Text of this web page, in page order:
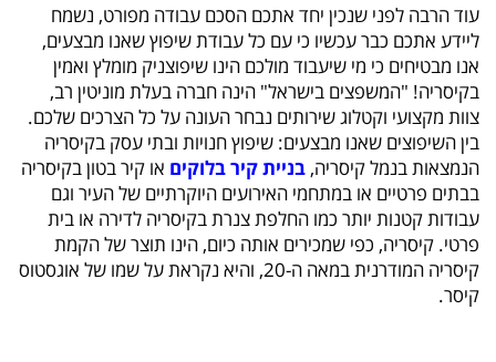
עוד הרבה לפני שנכין יחד אתכם הסכם עבודה מפורט, נשמח
ליידע אתכם כבר עכשיו כי עם כל עבודת שיפוץ שאנו מבצעים,
אנו מבטיחים כי מי שיעבוד מולכם הינו שיפוצניק מומלץ ואמין
בקיסריה! "המשפצים בישראל" הינה חברה בעלת מוניטין רב,
צוות מקצועי וקטלוג שירותים נבחר העונה על כל הצרכים שלכם.
בין השיפוצים שאנו מבצעים: שיפוץ חנויות ובתי עסק בקיסריה
הנמצאות בנמל קיסריה, בניית קיר בלוקים או קיר בטון בקיסריה
בבתים פרטיים או במתחמי האירועים היוקרתיים של העיר וגם
עבודות קטנות יותר כמו החלפת צנרת בקיסריה לדירה או בית
פרטי. קיסריה, כפי שמכירים אותה כיום, הינו תוצר של הקמת
קיסריה המודרנית במאה ה-20, והיא נקראת על שמו של אוגסטוס
קיסר.